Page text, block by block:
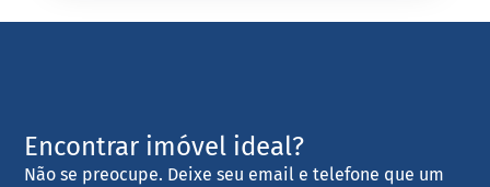
Encontrar imóvel ideal?
Não se preocupe. Deixe seu email e telefone que um